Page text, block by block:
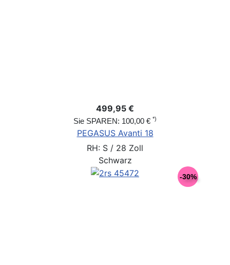
499,95 €
Sie SPAREN: 100,00 € *)
PEGASUS Avanti 18
RH: S / 28 Zoll
Schwarz
-30%